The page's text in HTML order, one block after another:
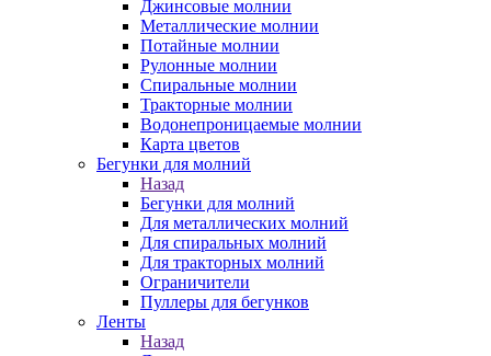
Джинсовые молнии
Металлические молнии
Потайные молнии
Рулонные молнии
Спиральные молнии
Тракторные молнии
Водонепроницаемые молнии
Карта цветов
Бегунки для молний
Назад
Бегунки для молний
Для металлических молний
Для спиральных молний
Для тракторных молний
Ограничители
Пуллеры для бегунков
Ленты
Назад